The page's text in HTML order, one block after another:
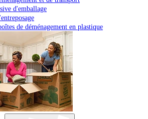
d'emballage
de déménagement en plastique